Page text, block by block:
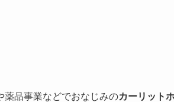
薬品事業などでおなじみのカーリット